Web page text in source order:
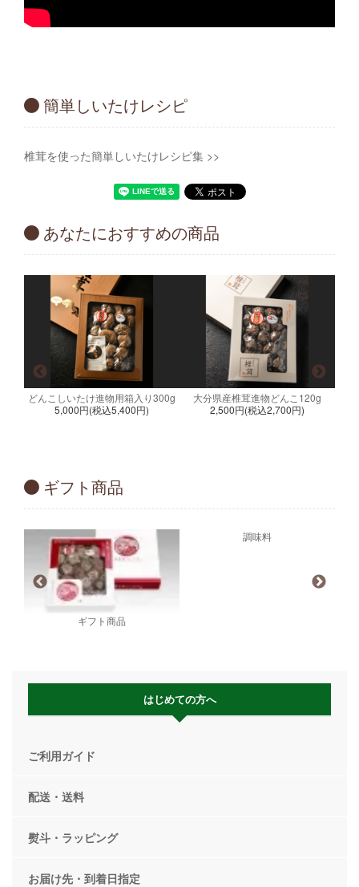
簡単しいたけレシピ
椎茸を使った簡単しいたけレシピ集 >>
あなたにおすすめの商品
どんこしいたけ進物用箱入り300g
5,000円(税込5,400円)
大分県産椎茸進物どんこ120g
2,500円(税込2,700円)
ギフト商品
ギフト商品
調味料
はじめての方へ
ご利用ガイド
配送・送料
熨斗・ラッピング
お届け先・到着日指定